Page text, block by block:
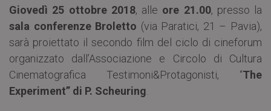
Giovedì 25 ottobre 2018, alle ore 21.00, presso la
sala conferenze Broletto (via Paratici, 21 – Pavia),
sarà proiettato il secondo film del ciclo di cineforum
organizzato dall’Associazione e Circolo di Cultura
Cinematografica Testimoni&Protagonisti, “The
Experiment” di P. Scheuring